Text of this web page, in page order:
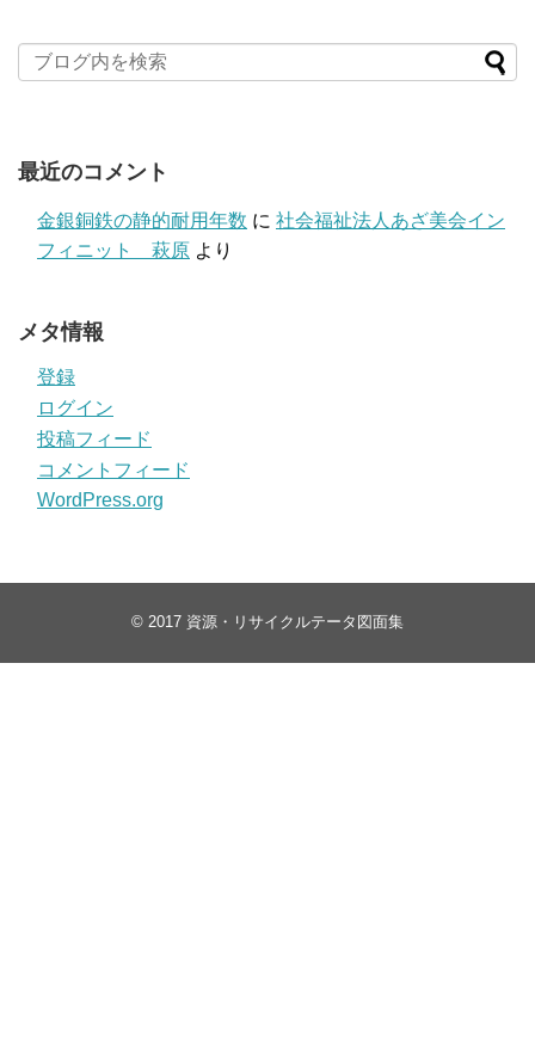
最近のコメント
金銀銅鉄の静的耐用年数 に 社会福祉法人あざ美会イン
フィニット 萩原 より
メタ情報
登録
ログイン
投稿フィード
コメントフィード
WordPress.org
© 2017 資源・リサイクルテータ図面集